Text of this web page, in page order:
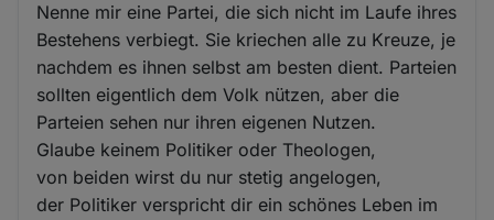
Nenne mir eine Partei, die sich nicht im Laufe ihres
Bestehens verbiegt. Sie kriechen alle zu Kreuze, je
nachdem es ihnen selbst am besten dient. Parteien
sollten eigentlich dem Volk nützen, aber die
Parteien sehen nur ihren eigenen Nutzen.
Glaube keinem Politiker oder Theologen,
von beiden wirst du nur stetig angelogen,
der Politiker verspricht dir ein schönes Leben im